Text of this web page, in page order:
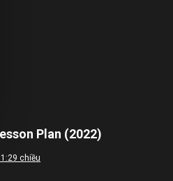
Plan (2022)
chiều